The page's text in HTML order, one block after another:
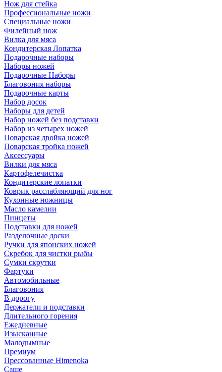
Нож для стейка
Профессиональные ножи
Специальные ножи
Филейный нож
Вилка для мяса
Кондитерская Лопатка
Подарочные наборы
Наборы ножей
Подарочные Наборы
Благовония наборы
Подарочные карты
Набор досок
Наборы для детей
Набор ножей без подставки
Набор из четырех ножей
Поварская двойка ножей
Поварская тройка ножей
Аксессуары
Вилки для мяса
Картофелечистка
Кондитерские лопатки
Коврик расслабляющий для ног
Кухонные ножницы
Масло камелии
Пинцеты
Подставки для ножей
Разделочные доски
Ручки для японских ножей
Скребок для чистки рыбы
Сумки скрутки
Фартуки
Автомобильные
Благовония
В дорогу
Держатели и подставки
Длительного горения
Ежедневные
Изысканные
Малодымные
Премиум
Прессованные Himenoka
Саше